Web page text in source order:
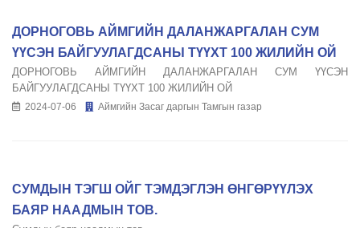
ДОРНОГОВЬ АЙМГИЙН ДАЛАНЖАРГАЛАН СУМ
ҮҮСЭН БАЙГУУЛАГДСАНЫ ТҮҮХТ 100 ЖИЛИЙН ОЙ
ДОРНОГОВЬ АЙМГИЙН ДАЛАНЖАРГАЛАН СУМ ҮҮСЭН
БАЙГУУЛАГДСАНЫ ТҮҮХТ 100 ЖИЛИЙН ОЙ
2024-07-06 Аймгийн Засаг даргын Тамгын газар
СУМДЫН ТЭГШ ОЙГ ТЭМДЭГЛЭН ӨНГӨРҮҮЛЭХ
БАЯР НААДМЫН ТОВ.